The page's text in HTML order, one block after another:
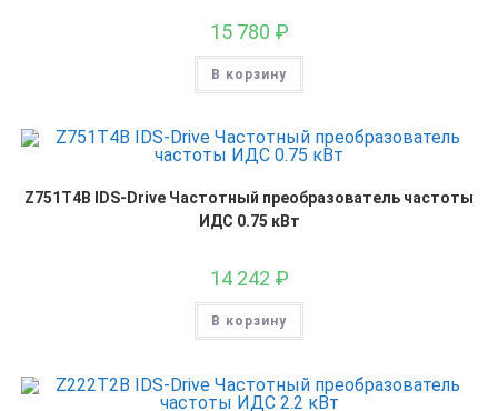
15 780 ₽
В корзину
Z751T4B IDS-Drive Частотный преобразователь частоты
ИДС 0.75 кВт
14 242 ₽
В корзину